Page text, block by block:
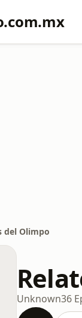
del Olimpo
Unknown36